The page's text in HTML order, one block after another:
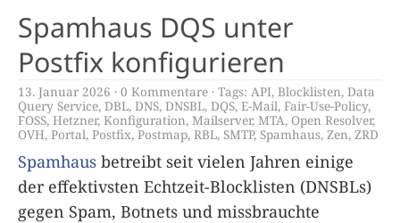
Spamhaus DQS unter
Postfix konfigurieren
13. Januar 2026 0 Kommentare Tags: API, Blocklisten, Data
Query Service, DBL, DNS, DNSBL, DQS, E-Mail, Fair-Use-Policy,
FOSS, Hetzner, Konfiguration, Mailserver, MTA, Open Resolver,
OVH, Portal, Postfix, Postmap, RBL, SMTP, Spamhaus, Zen, ZRD
Spamhaus betreibt seit vielen Jahren einige
der effektivsten Echtzeit-Blocklisten (DNSBLs)
gegen Spam, Botnets und missbrauchte